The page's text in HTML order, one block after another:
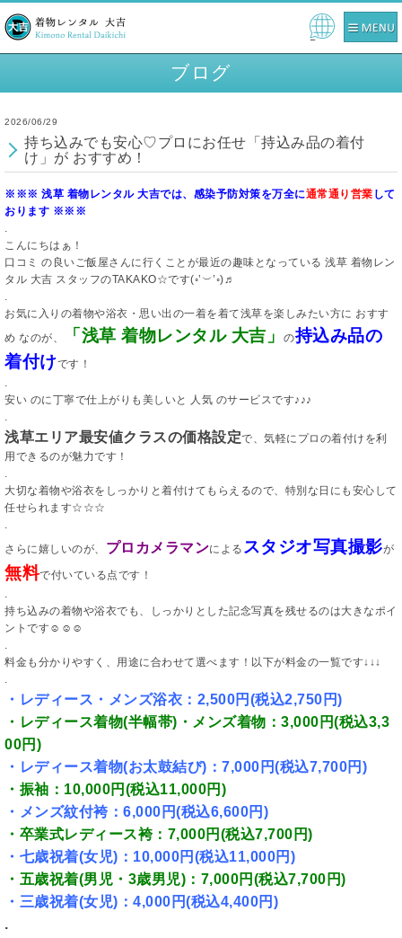
Pow
ブログ
2026/06/29
持ち込みでも安心♡プロにお任せ「持込み品の着付
け」が おすすめ！
※※※ 浅草 着物レンタル 大吉では、感染予防対策を万全に通常通り営業 して
おります ※※※
.
こんにちはぁ！
口コミ の良いご飯屋さんに行くことが最近の趣味となっている 浅草 着物レン
タル 大吉 スタッフのTAKAKO☆です(◦’︶’◦)♬
.
お気に入りの着物や浴衣・思い出の一着を着て浅草を楽しみたい方に おすす
め なのが、
「浅草 着物レンタル 大吉」 の持込み品の
着付けです！
.
安い のに丁寧で仕上がりも美しいと 人気 のサービスです♪♪♪
.
浅草エリア最安値クラスの価格設定で、気軽にプロの着付けを利
用できるのが魅力です！
.
大切な着物や浴衣をしっかりと着付けてもらえるので、特別な日にも安心して
任せられます☆☆☆
.
さらに嬉しいのが、
プロカメラマンによる スタジオ写真撮影が
無料で付いている点です！
.
持ち込みの着物や浴衣でも、しっかりとした記念写真を残せるのは大きなポイ
ントです☺︎☺︎☺︎
.
料金も分かりやすく、用途に合わせて選べます！以下が料金の一覧です↓↓↓
.
・レディース・メンズ浴衣：2,500円(税込2,750円)
・レディース着物(半幅帯)・メンズ着物：3,000円(税込3,3
00円)
・レディース着物(お太鼓結び)：7,000円(税込7,700円)
・振袖：10,000円(税込11,000円)
・メンズ紋付袴：6,000円(税込6,600円)
・卒業式レディース袴：7,000円(税込7,700円)
・七歳祝着(女児)：10,000円(税込11,000円)
・五歳祝着(男児・3歳男児)：7,000円(税込7,700円)
・三歳祝着(女児)：4,000円(税込4,400円)
.